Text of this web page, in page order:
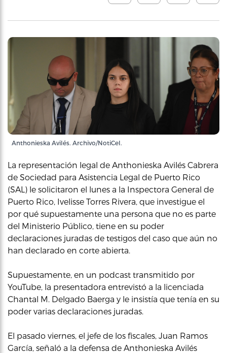
Anthonieska Avilés. Archivo/NotiCel.
La representación legal de Anthonieska Avilés Cabrera
de Sociedad para Asistencia Legal de Puerto Rico
(SAL) le solicitaron el lunes a la Inspectora General de
Puerto Rico, Ivelisse Torres Rivera, que investigue el
por qué supuestamente una persona que no es parte
del Ministerio Público, tiene en su poder
declaraciones juradas de testigos del caso que aún no
han declarado en corte abierta.
Supuestamente, en un podcast transmitido por
YouTube, la presentadora entrevistó a la licenciada
Chantal M. Delgado Baerga y le insistía que tenía en su
poder varias declaraciones juradas.
El pasado viernes, el jefe de los fiscales, Juan Ramos
García, señaló a la defensa de Anthonieska Avilés